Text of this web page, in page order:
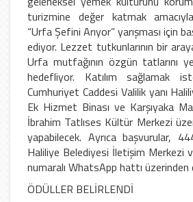
turizmine değer katmak
“Urfa Şefini Arıyor” yarışması için
ediyor. Lezzet tutkunlarının bir
Urfa mutfağının özgün tatlarını
hedefliyor. Katılım sağlamak
Cumhuriyet Caddesi Valilik yanı
Ek Hizmet Binası ve Karşıyaka
İbrahim Tatlıses Kültür Merkezi
yapabilecek. Ayrıca başvurular,
Haliliye Belediyesi İletişim
numaralı WhatsApp hattı üzerinden
ÖDÜLLER BELİRLENDİ